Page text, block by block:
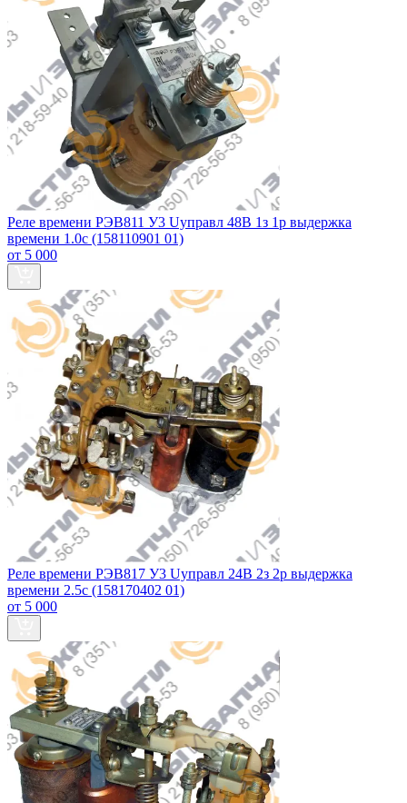
Реле времени РЭВ811 У3 Uуправл 48В 1з 1р выдержка
времени 1.0с (158110901 01)
от 5 000
Реле времени РЭВ817 У3 Uуправл 24В 2з 2р выдержка
времени 2.5с (158170402 01)
от 5 000